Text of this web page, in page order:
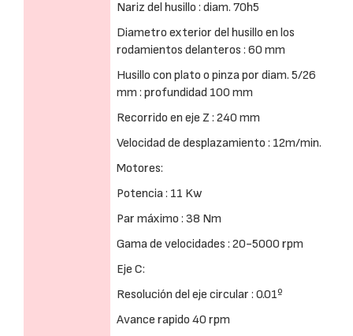
Nariz del husillo : diam. 70h5
Diametro exterior del husillo en los
rodamientos delanteros : 60 mm
Husillo con plato o pinza por diam. 5/26
mm : profundidad 100 mm
Recorrido en eje Z : 240 mm
Velocidad de desplazamiento : 12m/min.
Motores:
Potencia : 11 Kw
Par máximo : 38 Nm
Gama de velocidades : 20-5000 rpm
Eje C:
Resolución del eje circular : 0.01º
Avance rapido 40 rpm